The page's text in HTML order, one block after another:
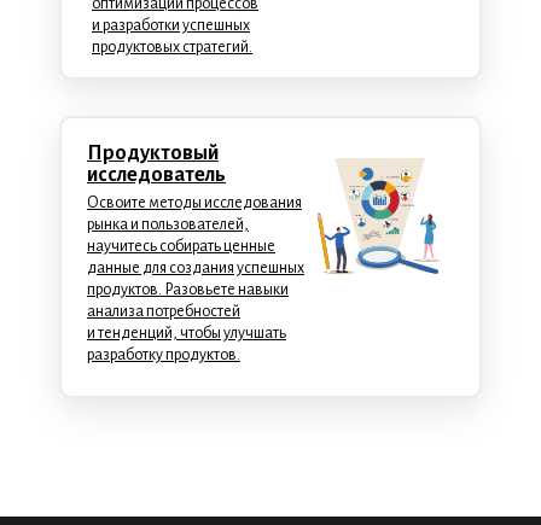
Продуктовый
исследователь
Освоите методы исследования
рынка и пользователей,
научитесь собирать ценные
данные для создания успешных
продуктов. Разовьете навыки
анализа потребностей
и тенденций, чтобы улучшать
разработку продуктов.
оптимизации процессов
и разработки успешных
продуктовых стратегий.